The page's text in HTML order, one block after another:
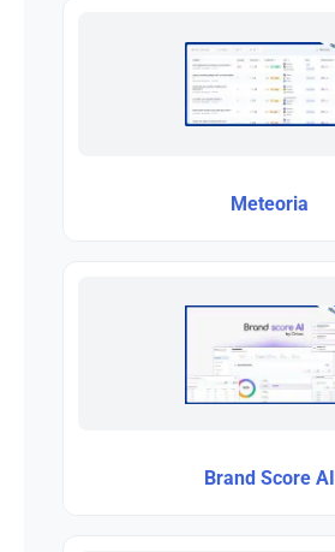
Meteoria
Brand Score AI